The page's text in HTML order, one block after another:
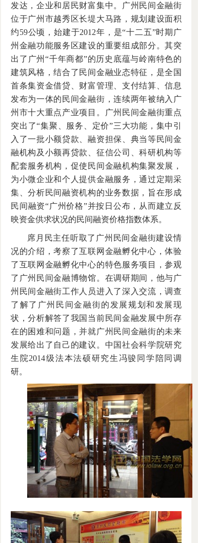
发达，企业和居民财富集中。广州民间金融街
位于广州市越秀区长堤大马路，规划建设面积
约59公顷，始建于2012年，是“十二五”时期广
州金融功能服务区建设的重要组成部分。其突
出了广州“千年商都”的历史底蕴与岭南特色的
建筑风格，结合了民间金融业态特征，是全国
首条集资金借贷、财富管理、支付结算、信息
发布为一体的民间金融街，连续两年被纳入广
州市十大重点产业项目。广州民间金融街重点
突出了“集聚、服务、定价”三大功能，集中引
入了一批小额贷款、融资担保、典当等民间金
融机构及小额再贷款、征信公司、科研机构等
配套服务机构，促使民间金融机构集聚发展，
为小微企业和个人提供金融服务，通过定期采
集、分析民间融资机构的业务数据，旨在形成
民间融资“广州价格”并按日公布，从而建立反
映资金供求状况的民间融资价格指数体系。
席月民主任听取了广州民间金融街建设情
况的介绍，考察了互联网金融孵化中心，体验
了互联网金融孵化中心的特色服务项目，参观
了广州民间金融博物馆。在调研期间，他与广
州民间金融街工作人员进入了深入交流，调查
了解了广州民间金融街的发展规划和发展现
状，分析解答了我国当前民间金融发展中所存
在的困难和问题，并就广州民间金融街的未来
发展给出了自己的建议。中国社会科学院研究
生院2014级法本法硕研究生冯骏同学陪同调
研。